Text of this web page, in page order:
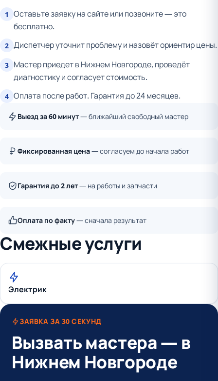
1
Оставьте заявку на сайте или позвоните — это
бесплатно.
2 Диспетчер уточнит проблему и назовёт ориентир цены.
3 Мастер приедет в Нижнем Новгороде, проведёт
диагностику и согласует стоимость.
4 Оплата после работ. Гарантия до 24 месяцев.
Выезд за 60 минут— ближайший свободный мастер
Фиксированная цена— согласуем до начала работ
Гарантия до 2 лет— на работы и запчасти
Оплата по факту— сначала результат
Смежные услуги
Электрик
ЗАЯВКА ЗА 30 СЕКУНД
Вызвать мастера — в
Нижнем Новгороде